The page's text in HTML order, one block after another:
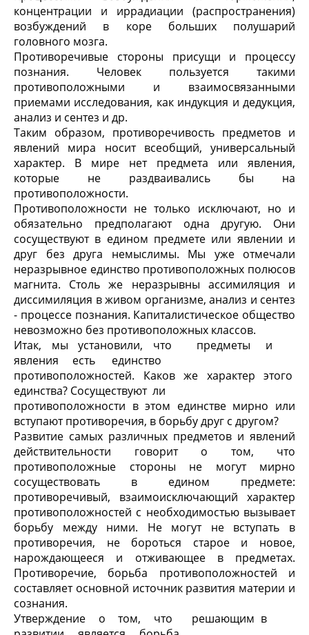
концентрации и иррадиации (распространения)
возбуждений в коре больших полушарий
головного мозга.
Противоречивые стороны присущи и процессу
познания. Человек пользуется такими
противоположными и взаимосвязанными
приемами исследования, как индукция и дедукция,
анализ и сентез и др.
Таким образом, противоречивость предметов и
явлений мира носит всеобщий, универсальный
характер. В мире нет предмета или явления,
которые не раздваивались бы на
противоположности.
Противоположности не только исключают, но и
обязательно предполагают одна другую. Они
сосуществуют в едином предмете или явлении и
друг без друга немыслимы. Мы уже отмечали
неразрывное единство противоположных полюсов
магнита. Столь же неразрывны ассимиляция и
диссимиляция в живом организме, анализ и сентез
- процессе познания. Капиталистическое общество
невозможно без противоположных классов.
Итак, мы установили, что предметы и
явления есть единство
противоположностей. Каков же характер этого
единства? Сосуществуют ли
противоположности в этом единстве мирно или
вступают противоречия, в борьбу друг с другом?
Развитие самых различных предметов и явлений
действительности говорит о том, что
противоположные стороны не могут мирно
сосуществовать в едином предмете:
противоречивый, взаимоисключающий характер
противоположностей с необходимостью вызывает
борьбу между ними. Не могут не вступать в
противоречия, не бороться старое и новое,
нарождающееся и отживающее в предметах.
Противоречие, борьба противоположностей и
составляет основной источник развития материи и
сознания.
Утверждение о том, что решающим в